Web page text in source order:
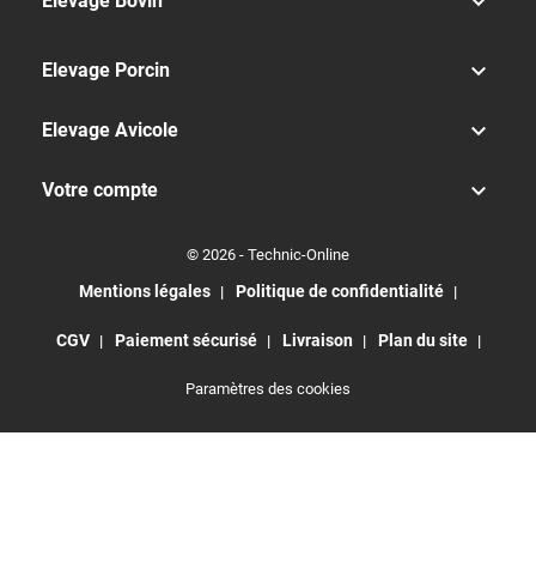
Elevage Porcin 
Elevage Avicole 
Votre compte 
© 2026 - Technic-Online
Mentions légales Politique de confidentialité
CGV Paiement sécurisé Livraison Plan du site
Paramètres des cookies